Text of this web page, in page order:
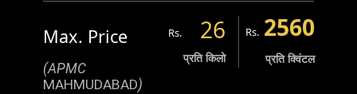
प्रति किलो
26
Rs.
प्रति क्विंटल
2560
Rs.
(APMC
MAHMUDABAD)
Max. Price